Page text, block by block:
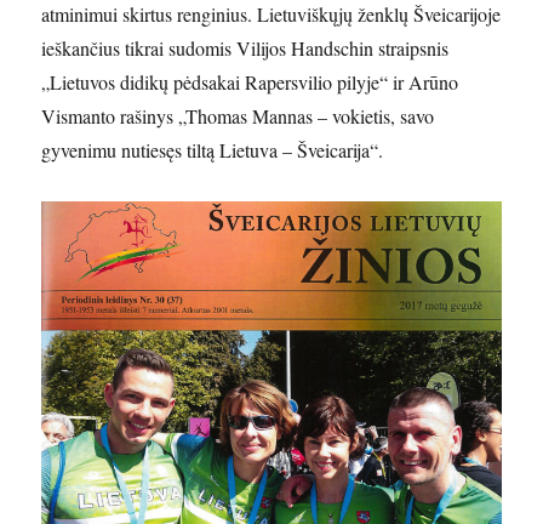
atminimui skirtus renginius. Lietuviškųjų ženklų Šveicarijoje
ieškančius tikrai sudomis Vilijos Handschin straipsnis
„Lietuvos didikų pėdsakai Rapersvilio pilyje“ ir Arūno
Vismanto rašinys „Thomas Mannas – vokietis, savo
gyvenimu nutiesęs tiltą Lietuva – Šveicarija“.